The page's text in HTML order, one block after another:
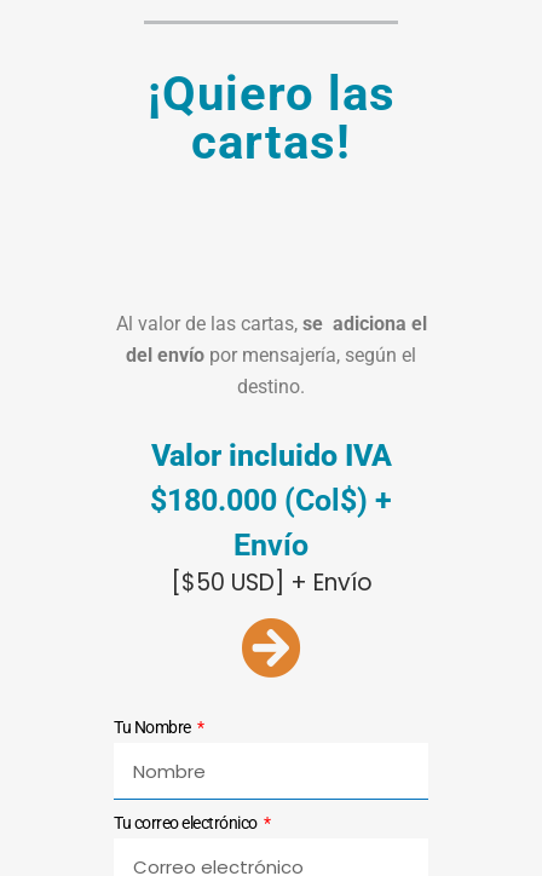
¡Quiero las
cartas!
Al valor de las cartas, se adiciona el
del envío por mensajería, según el
destino.
Valor incluido IVA
$180.000 (Col$) +
Envío
[$50 USD] + Envío
Tu Nombre
Tu correo electrónico